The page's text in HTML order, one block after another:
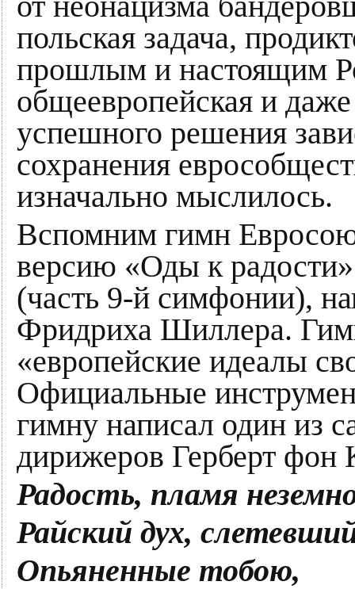
польская задача,
прошлым и настоящим
общеевропейская и
успешного решения
сохранения
изначально мыслилось.
Вспомним гимн
версию «Оды к
(часть 9-й симфонии),
Фридриха Шиллера.
«европейские идеалы
Официальные
гимну написал один из
дирижеров Герберт фон
Радость, пламя
Райский дух,
Опьяненные тобою,